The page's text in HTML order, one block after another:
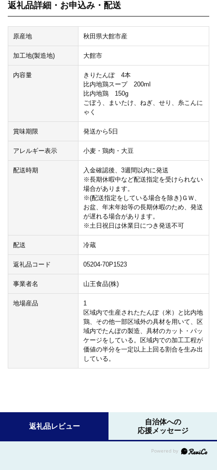
返礼品詳細・お申込み・配送
原産地 秋田県大館市産
加工地(製造地) 大館市
内容量
きりたんぽ 4本
比内地鶏スープ 200ml
比内地鶏 150g
ごぼう、まいたけ、ねぎ、せり、糸こんに
ゃく
賞味期限 発送から5日
アレルギー表示 小麦・鶏肉・大豆
配送時期
入金確認後、3週間以内に発送
※長期休暇中など配送指定を受けられない
場合があります。
※(配送指定をしている場合を除き)ＧＷ、
お盆、年末年始等の長期休暇のため、発送
が遅れる場合があります。
※土日祝日は休業日につき発送不可
配送 冷蔵
返礼品コード 05204-70P1523
事業者名 山王食品(株)
地場産品
1
区域内で生産されたたんぽ（米）と比内地
鶏、その他一部区域外の具材を用いて、区
域内でたんぽの製造、具材のカット・パッ
ケージをしている。区域内での加工工程が
価値の半分を一定以上上回る割合を生み出
している。
返礼品レビュー
自治体への
応援メッセージ